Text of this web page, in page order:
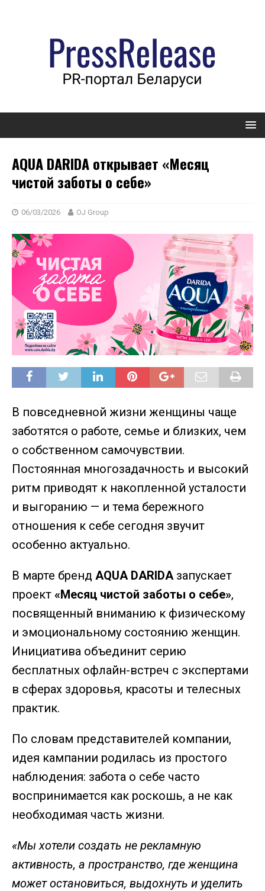
AQUA DARIDA открывает «Месяц
чистой заботы о себе»
06/03/2026 OJ Group
В повседневной жизни женщины чаще
заботятся о работе, семье и близких, чем
о собственном самочувствии.
Постоянная многозадачность и высокий
ритм приводят к накопленной усталости
и выгоранию — и тема бережного
отношения к себе сегодня звучит
особенно актуально.
В марте бренд AQUA DARIDA запускает
проект «Месяц чистой заботы о себе»,
посвященный вниманию к физическому
и эмоциональному состоянию женщин.
Инициатива объединит серию
бесплатных офлайн-встреч с экспертами
в сферах здоровья, красоты и телесных
практик.
По словам представителей компании,
идея кампании родилась из простого
наблюдения: забота о себе часто
воспринимается как роскошь, а не как
необходимая часть жизни.
«Мы хотели создать не рекламную
активность, а пространство, где женщина
может остановиться, выдохнуть и уделить